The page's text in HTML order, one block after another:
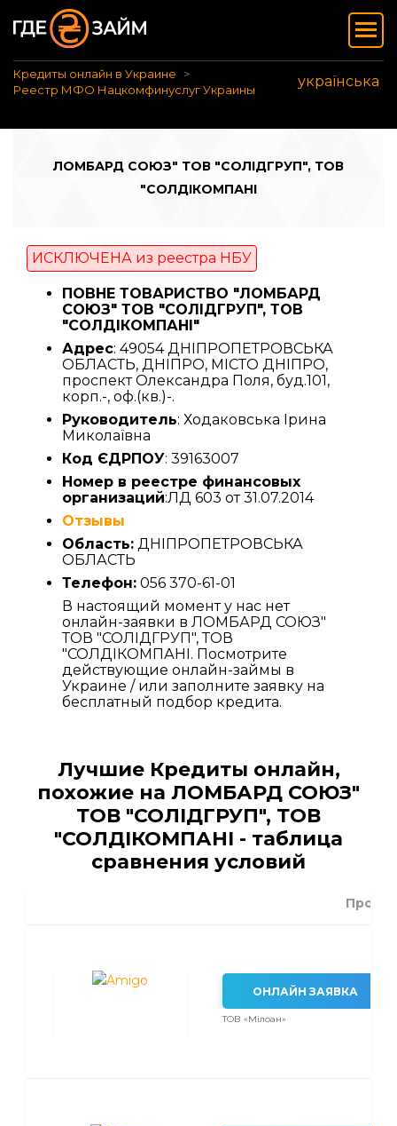
Кредиты онлайн в Украине
Реестр МФО Нацкомфинуслуг Украины
українська
ЛОМБАРД СОЮЗ" ТОВ "СОЛІДГРУП", ТОВ
"СОЛДІКОМПАНІ
ИСКЛЮЧЕНА из реестра НБУ
ПОВНЕ ТОВАРИСТВО "ЛОМБАРД
СОЮЗ" ТОВ "СОЛІДГРУП", ТОВ
"СОЛДІКОМПАНІ"
Адрес: 49054 ДНІПРОПЕТРОВСЬКА
ОБЛАСТЬ, ДНІПРО, МІСТО ДНІПРО,
проспект Олександра Поля, буд.101,
корп.-, оф.(кв.)-.
Руководитель: Ходаковська Ірина
Миколаївна
Код ЄДРПОУ: 39163007
Номер в реестре финансовых
организаций:ЛД 603 от 31.07.2014
Отзывы
Область: ДНІПРОПЕТРОВСЬКА
ОБЛАСТЬ
Телефон: 056 370-61-01
В настоящий момент у нас нет
онлайн-заявки в ЛОМБАРД СОЮЗ"
ТОВ "СОЛІДГРУП", ТОВ
"СОЛДІКОМПАНІ. Посмотрите
действующие онлайн-займы в
Украине / или заполните заявку на
бесплатный подбор кредита.
Лучшие Кредиты онлайн,
похожие на ЛОМБАРД СОЮЗ"
ТОВ "СОЛІДГРУП", ТОВ
"СОЛДІКОМПАНІ - таблица
сравнения условий
ОНЛАЙН ЗАЯВКА
ТОВ «Мілоан»